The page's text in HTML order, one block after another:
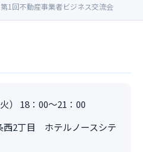
1回不動産事業者ビジネス交流会
） 18：00～21：00
西2丁目 ホテルノースシテ